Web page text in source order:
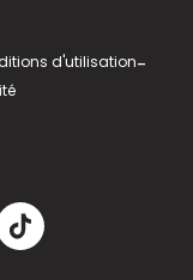
d'utilisation-